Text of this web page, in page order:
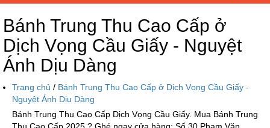
Bánh Trung Thu Cao Cấp ở
Dịch Vọng Cầu Giấy - Nguyệt
Ánh Dịu Dàng
Trang chủ / Bánh Trung Thu Cao Cấp ở Dịch Vọng Cầu Giấy -
Nguyệt Ánh Dịu Dàng
Bánh Trung Thu Cao Cấp Dịch Vọng Cầu Giấy. Mua Bánh Trung